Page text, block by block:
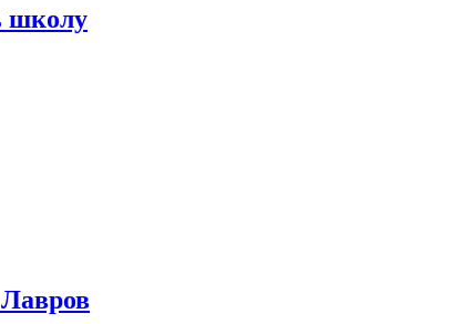
школу